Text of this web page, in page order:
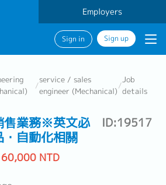
Employers
Sign in Sign up
/
service / sales
engineer (Mechanical)
/
Job
details
售業務※英文必
自動化相關
ID:19517
NTD